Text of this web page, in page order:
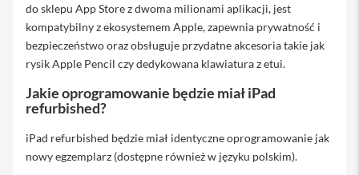
a
c
j
i
A
k
c
s
o
do sklepu App Store z dwoma milionami aplikacji, jest
kompatybilny z ekosystemem Apple, zapewnia prywatność i
bezpieczeństwo oraz obsługuje przydatne akcesoria takie jak
rysik Apple Pencil czy dedykowana klawiatura z etui.
Jakie oprogramowanie będzie miał iPad
refurbished?
iPad refurbished będzie miał identyczne oprogramowanie jak
nowy egzemplarz (dostępne również w języku polskim).